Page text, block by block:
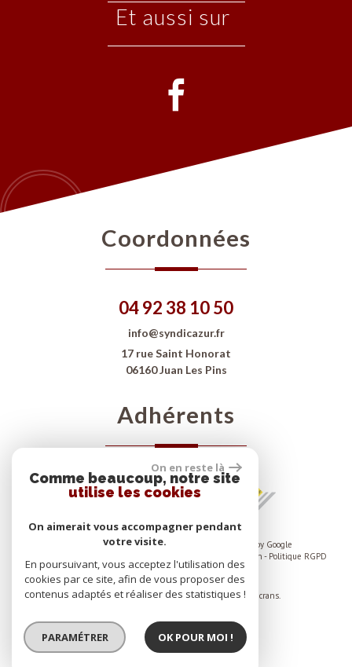
et aussi sur
coordonnées
04 92 38 10 50
info@syndicazur.fr
17 rue Saint Honorat
06160 Juan Les Pins
adhérents
© 2026 | Tous droits réservés | Traduction powered by Google
Admin - Politique RGPD
Site internet compatible multi-supports,
un seul site adaptable à tous les types d'écrans.
On en reste là
Comme beaucoup, notre site
utilise les cookies
On aimerait vous accompagner pendant
votre visite.
En poursuivant, vous acceptez l'utilisation des
cookies par ce site, afin de vous proposer des
contenus adaptés et réaliser des statistiques !
PARAMÉTRER OK POUR MOI !